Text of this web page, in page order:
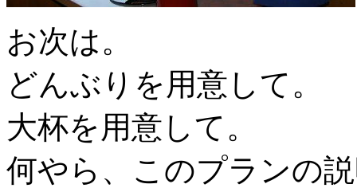
お次は。
どんぶりを用意して。
大杯を用意して。
何やら、このプランの